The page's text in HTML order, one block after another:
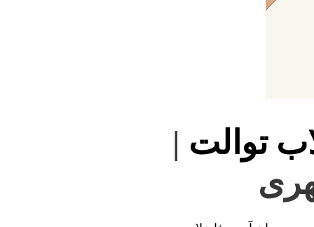
توالت |